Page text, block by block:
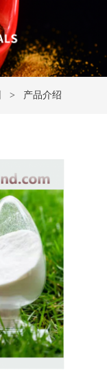
产品介绍